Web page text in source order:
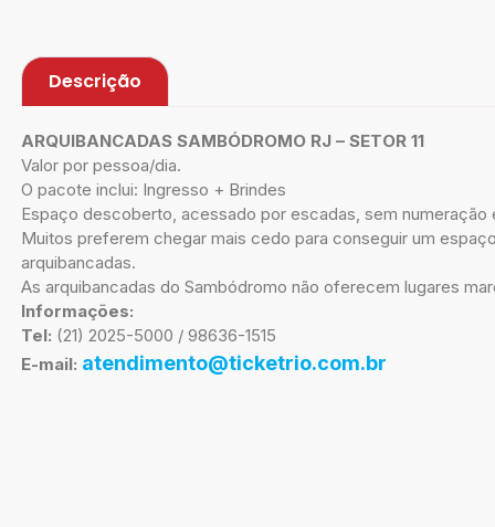
Descrição
ARQUIBANCADAS SAMBÓDROMO RJ – SETOR 11
Valor por pessoa/dia.
O pacote inclui: Ingresso + Brindes
Espaço descoberto, acessado por escadas, sem numeração
Muitos preferem chegar mais cedo para conseguir um
arquibancadas.
As arquibancadas do Sambódromo não oferecem lugares
Informações:
Tel: (21) 2025-5000 / 98636-1515
E-mail: atendimento@ticketrio.com.br